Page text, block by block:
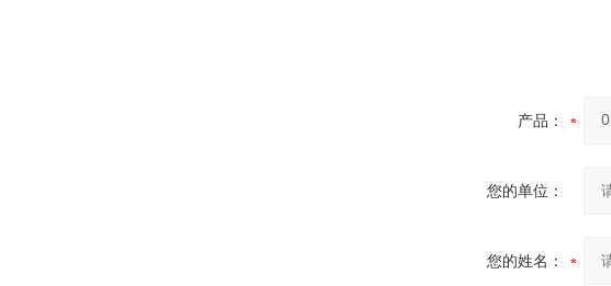
产品：
您的单位：
您的姓名：